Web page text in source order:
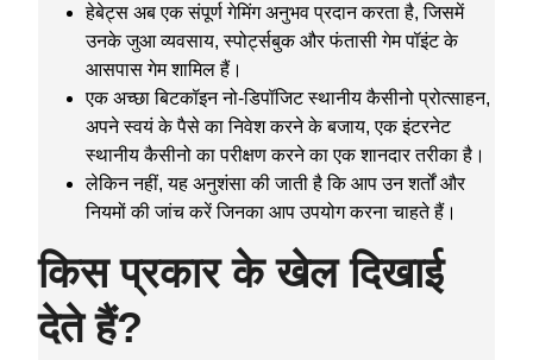
हेबेट्स अब एक संपूर्ण गेमिंग अनुभव प्रदान करता है, जिसमें
उनके जुआ व्यवसाय, स्पोर्ट्सबुक और फंतासी गेम पॉइंट के
आसपास गेम शामिल हैं।
एक अच्छा बिटकॉइन नो-डिपॉजिट स्थानीय कैसीनो प्रोत्साहन,
अपने स्वयं के पैसे का निवेश करने के बजाय, एक इंटरनेट
स्थानीय कैसीनो का परीक्षण करने का एक शानदार तरीका है।
लेकिन नहीं, यह अनुशंसा की जाती है कि आप उन शर्तों और
नियमों की जांच करें जिनका आप उपयोग करना चाहते हैं।
किस प्रकार के खेल दिखाई
देते हैं?